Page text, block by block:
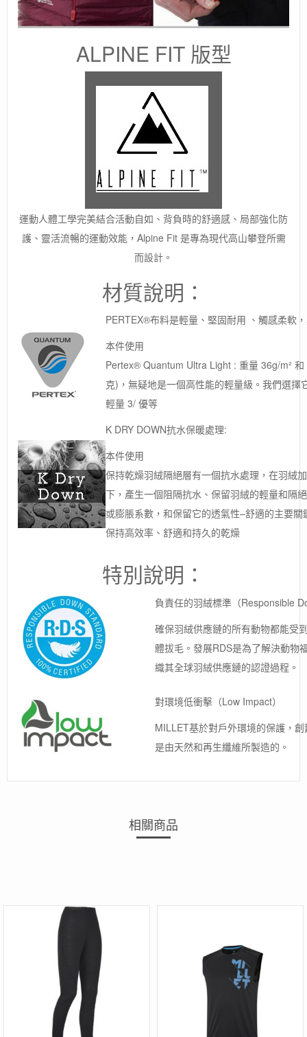
ALPINE FIT 版型
運動人體工學完美結合活動自如、背負時的舒適感、局部強化防
護、靈活流暢的運動效能，Alpine Fit 是專為現代高山攀登所需
而設計。
材質說明：
PERTEX®布料是輕量、堅固耐用 、觸感柔軟
本件使用
Pertex® Quantum Ultra Light : 重量 36g/m²
克)，無疑地是一個高性能的輕量級。我們選
輕量 3/ 優等
K DRY DOWN抗水保暖處理:
本件使用
保持乾燥羽絨隔絕層有一個抗水處理，在羽絨
下，產生一個阻隔抗水、保留羽絨的輕量和隔
或膨脹系數，和保留它的透氣性–舒適的主要
保持高效率、舒適和持久的乾燥
特別說明：
負責任的羽絨標準（Responsible
確保羽絨供應鏈的所有動物都能受
體拔毛。發展RDS是為了解決動物
織其全球羽絨供應鏈的認證過程。
對環境低衝擊（Low Impact）
MILLET基於對戶外環境的保護，
是由天然和再生纖維所製造的。
相關商品